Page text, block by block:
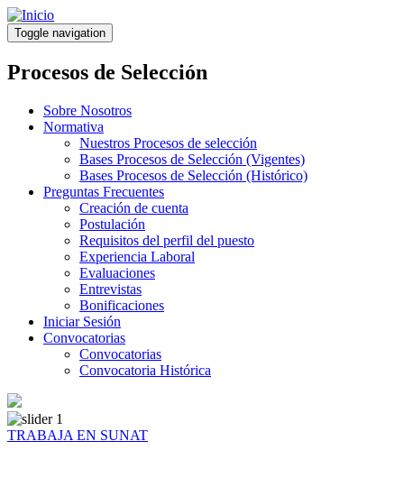
Pasar
al
contenido
principal
Toggle navigation
Procesos de Selección
Sobre Nosotros
Normativa
Nuestros Procesos de selección
Bases Procesos de Selección (Vigentes)
Bases Procesos de Selección (Histórico)
Preguntas Frecuentes
Creación de cuenta
Postulación
Requisitos del perfil del puesto
Experiencia Laboral
Evaluaciones
Entrevistas
Bonificaciones
Iniciar Sesión
Convocatorias
Convocatorias
Convocatoria Histórica
TRABAJA EN SUNAT